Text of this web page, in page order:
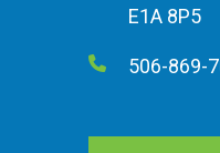
E1A 8P5
506-869-